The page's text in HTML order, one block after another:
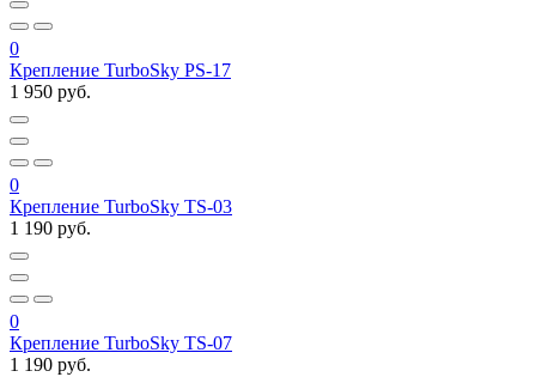
0
Крепление TurboSky PS-17
1 950 руб.
0
Крепление TurboSky TS-03
1 190 руб.
0
Крепление TurboSky TS-07
1 190 руб.